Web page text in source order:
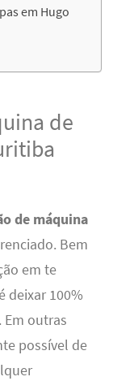
em Hugo
de
de máquina
Bem
em te
deixar 100%
outras
possível de